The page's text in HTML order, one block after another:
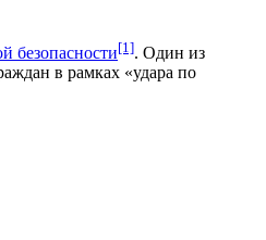
безопасности[1]. Один из
в рамках «удара по